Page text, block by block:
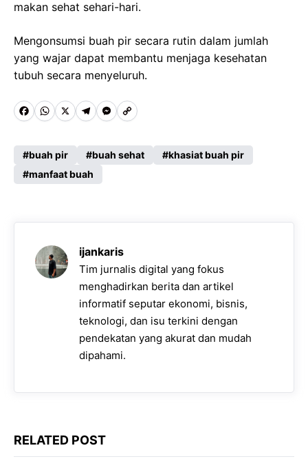
makan sehat sehari-hari.
Mengonsumsi buah pir secara rutin dalam jumlah
yang wajar dapat membantu menjaga kesehatan
tubuh secara menyeluruh.
F
c
e
o
W
a
t
A
p
p
X T
e
r
a
m
M
s
s
n
g
e
r
C
p
i
n
k
buah pir buah sehat
khasiat buah pir
manfaat buah
ijankaris
Tim jurnalis digital yang fokus
menghadirkan berita dan artikel
informatif seputar ekonomi, bisnis,
teknologi, dan isu terkini dengan
pendekatan yang akurat dan mudah
dipahami.
RELATED POST